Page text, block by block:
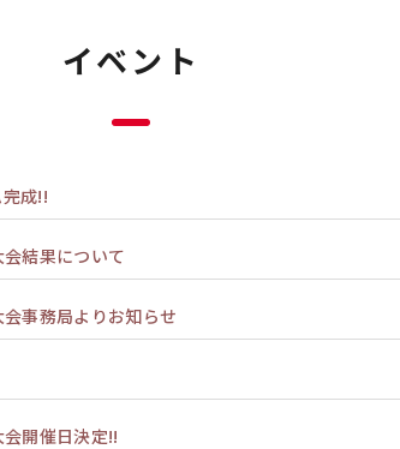
イベント
成!!
結果について
事務局よりお知らせ
開催日決定!!